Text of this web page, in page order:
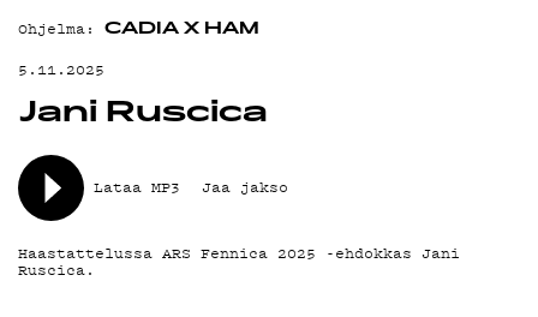
MAINOSTA
YHTEYSTIEDOT
G LIVELAB
YSTÄVÄKLUBI
TIETOSUOJA
Ohjelma: CADIA X HAM
5.11.2025
Jani Ruscica
Lataa MP3 Jaa jakso
Haastattelussa ARS Fennica 2025 -ehdokkas Jani
Ruscica.